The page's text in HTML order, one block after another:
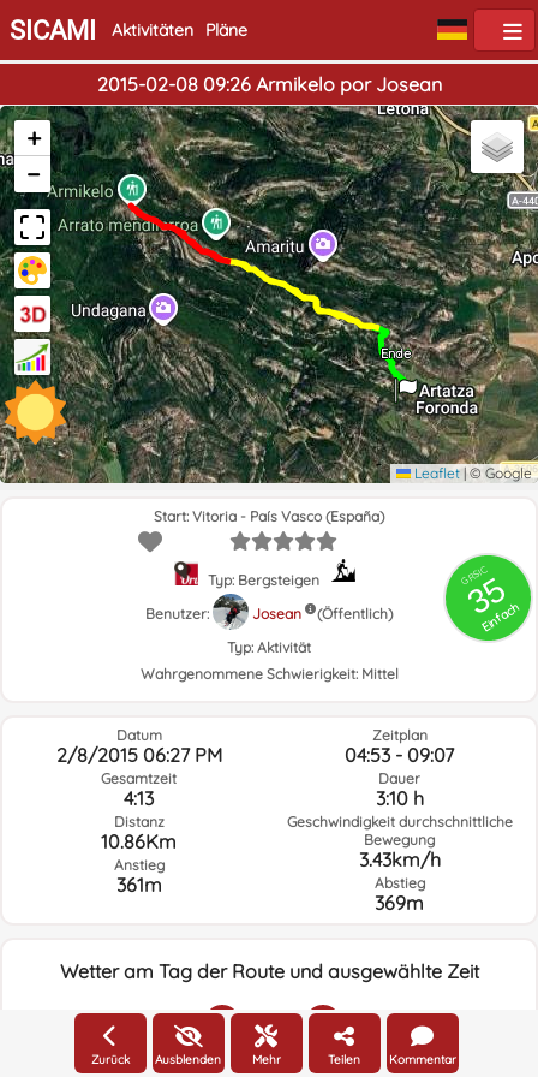
SICAMI Aktivitäten Pläne
2015-02-08 09:26 Armikelo por Josean
Start
Ende
+
−
Leaflet |© Google
GRSIC
35
Einfach
Start: Vitoria - País Vasco (España)
Typ: Bergsteigen
Benutzer:
Josean
(Öffentlich)
Typ: Aktivität
Wahrgenommene Schwierigkeit: Mittel
Datum
2/8/2015 06:27 PM
Gesamtzeit
4:13
Distanz
10.86Km
Anstieg
361m
Zeitplan
04:53 - 09:07
Dauer
3:10 h
Geschwindigkeit durchschnittliche
Bewegung
3.43km/h
Abstieg
369m
Wetter am Tag der Route und ausgewählte Zeit
03:00
Zurück Ausblenden Mehr Teilen Kommentar